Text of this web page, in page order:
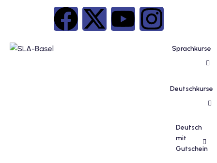
Sprachkurse
Deutschkurse
Deutsch
mit
Gutschein